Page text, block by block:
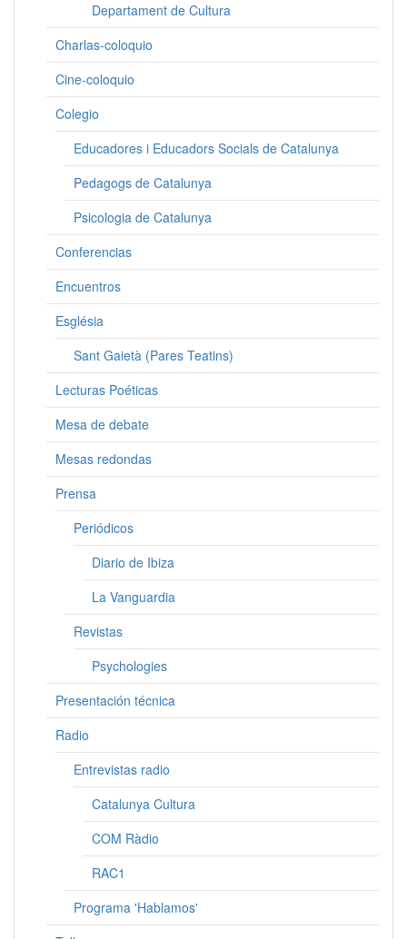
Departament de Cultura
Charlas-coloquio
Cine-coloquio
Colegio
Educadores i Educadors Socials de Catalunya
Pedagogs de Catalunya
Psicologia de Catalunya
Conferencias
Encuentros
Església
Sant Gaietà (Pares Teatins)
Lecturas Poéticas
Mesa de debate
Mesas redondas
Prensa
Periódicos
Diario de Ibiza
La Vanguardia
Revistas
Psychologies
Presentación técnica
Radio
Entrevistas radio
Catalunya Cultura
COM Ràdio
RAC1
Programa 'Hablamos'